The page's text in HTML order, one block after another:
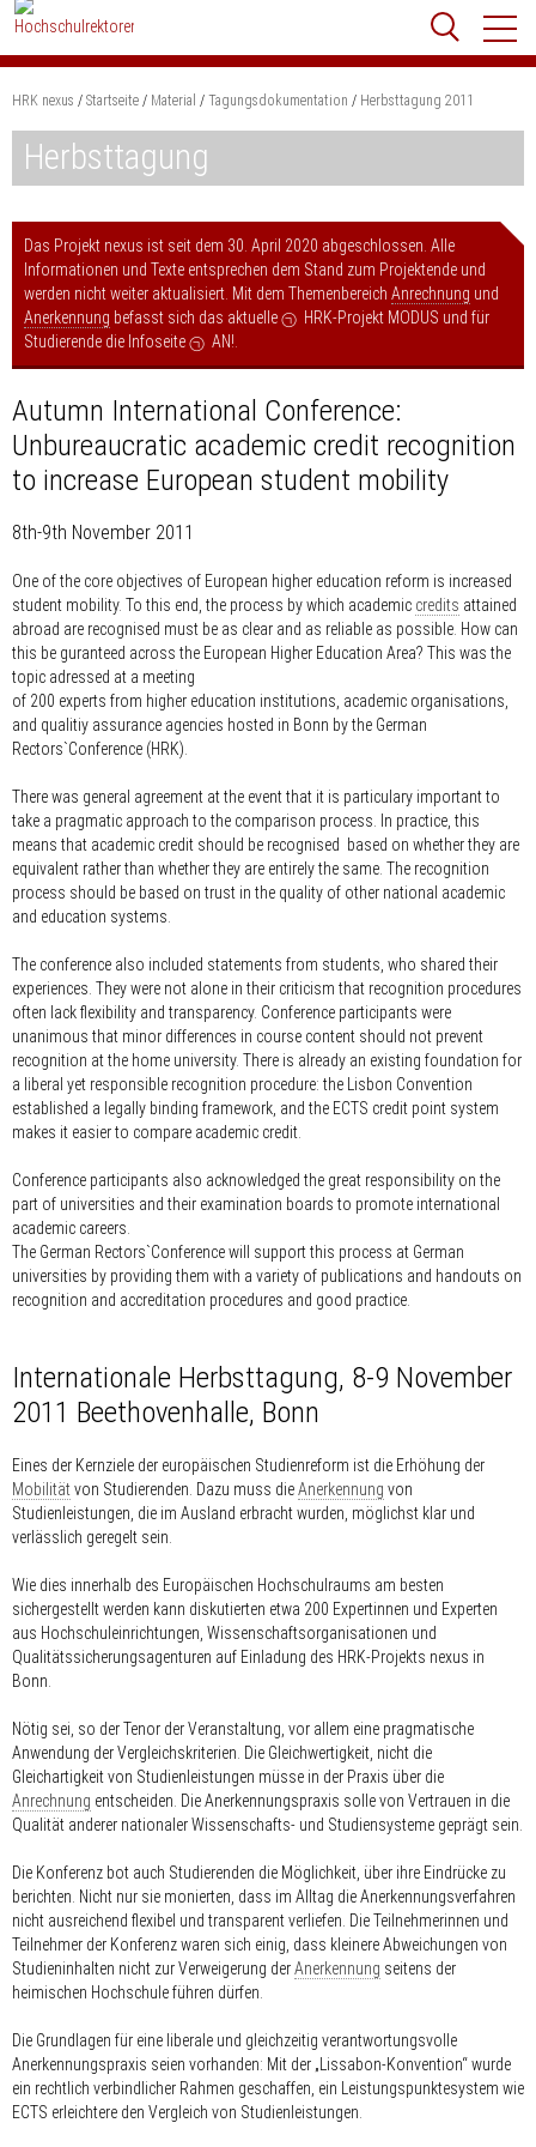
Zum
Content
springen
HRK nexus Startseite Material Tagungsdokumentation Herbsttagung 2011
Herbsttagung
Das Projekt nexus ist seit dem 30. April 2020 abgeschlossen. Alle
Informationen und Texte entsprechen dem Stand zum Projektende und
werden nicht weiter aktualisiert. Mit dem Themenbereich Anrechnung und
Anerkennung befasst sich das aktuelle HRK-Projekt MODUS und für
Studierende die Infoseite
AN!
Autumn International Conference:
Unbureaucratic academic credit recognition
to increase European student mobility
8th-9th November 2011
One of the core objectives of European higher education reform is increased
student mobility. To this end, the process by which academic credits attained
abroad are recognised must be as clear and as reliable as possible. How can
this be guranteed across the European Higher Education Area? This was the
topic adressed at a meeting
of 200 experts from higher education institutions, academic organisations,
and qualitiy assurance agencies hosted in Bonn by the German
Rectors`Conference (HRK).
There was general agreement at the event that it is particulary important to
take a pragmatic approach to the comparison process. In practice, this
means that academic credit should be recognised based on whether they are
equivalent rather than whether they are entirely the same. The recognition
process should be based on trust in the quality of other national academic
and education systems.
The conference also included statements from students, who shared their
experiences. They were not alone in their criticism that recognition procedures
often lack flexibility and transparency. Conference participants were
unanimous that minor differences in course content should not prevent
recognition at the home university. There is already an existing foundation for
a liberal yet responsible recognition procedure: the Lisbon Convention
established a legally binding framework, and the ECTS credit point system
makes it easier to compare academic credit.
Conference participants also acknowledged the great responsibility on the
part of universities and their examination boards to promote international
academic careers.
The German Rectors`Conference will support this process at German
universities by providing them with a variety of publications and handouts on
recognition and accreditation procedures and good practice.
Internationale Herbsttagung, 8-9 November
2011 Beethovenhalle, Bonn
Eines der Kernziele der europäischen Studienreform ist die Erhöhung der
Mobilität von Studierenden. Dazu muss dieAnerkennung von
Studienleistungen, die im Ausland erbracht wurden, möglichst klar und
verlässlich geregelt sein.
Wie dies innerhalb des Europäischen Hochschulraums am besten
sichergestellt werden kann diskutierten etwa 200 Expertinnen und Experten
aus Hochschuleinrichtungen, Wissenschafts­organisationen und
Qualitätssicherungsagenturen auf Einladung des HRK-Projekts nexus in
Bonn.
Nötig sei, so der Tenor der Veranstaltung, vor allem eine pragmatische
Anwendung der Vergleichskriterien. Die Gleichwertigkeit, nicht die
Gleichartigkeit von Studienleistungen müsse in der Praxis über die
Anrechnung entscheiden. Die Anerkennungspraxis solle von Vertrauen in die
Qualität anderer nationaler Wissenschafts- und Studiensysteme geprägt sein.
Die Konferenz bot auch Studierenden die Möglichkeit, über ihre Eindrücke zu
berichten. Nicht nur sie monierten, dass im Alltag die Anerkennungsverfahren
nicht ausreichend flexibel und transparent verliefen. Die Teilnehmerinnen und
Teilnehmer der Konferenz waren sich einig, dass kleinere Abweichungen von
Studieninhalten nicht zur Verweigerung derAnerkennung seitens der
heimischen Hochschule führen dürfen.
Die Grundlagen für eine liberale und gleichzeitig verantwortungsvolle
Anerkennungspraxis seien vorhanden: Mit der „Lissabon-Konvention“ wurde
ein rechtlich verbindlicher Rahmen geschaffen, ein Leistungspunktesystem wie
ECTS erleichtere den Vergleich von Studienleistungen.